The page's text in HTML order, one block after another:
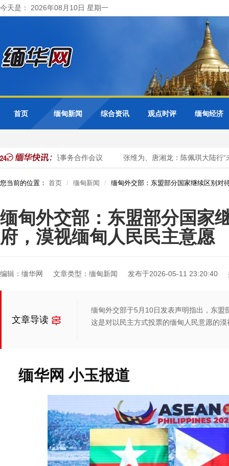
今天是： 2026年08月10日 星期一
首页 缅甸新闻 综合资讯 观点时评 缅甸经济
东盟+3公务员事务合作会议 张维为、唐湘龙：陈佩琪大陆行“
您当前的位置： 首页 缅甸新闻 缅甸外交部：东盟部分国家继续区别对
缅甸外交部：东盟部分国家
府，漠视缅甸人民民主意愿
编辑：缅华网 文章类型：缅甸新闻 发布于2026-05-11 23:20:40
文章导读
缅甸外交部于5月10日发表声明指出，东
这是对以民主方式投票的缅甸人民意愿的漠
缅华网 小玉报道